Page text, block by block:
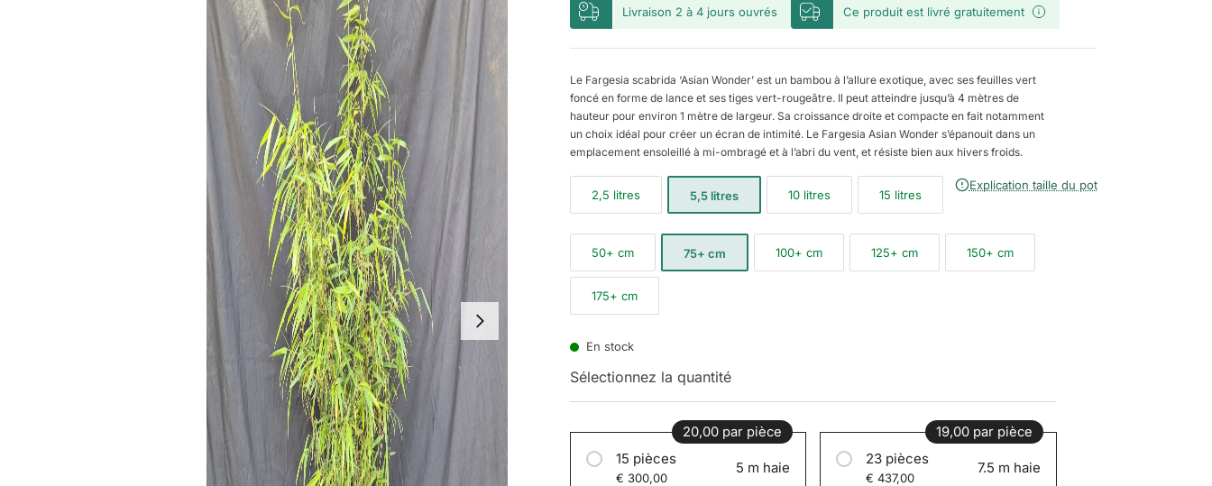
Livraison 2 à 4 jours ouvrés Ce produit est livré gratuitement
Le Fargesia scabrida ‘Asian Wonder’ est un bambou à l’allure exotique, avec ses feuilles vert
foncé en forme de lance et ses tiges vert-rougeâtre. Il peut atteindre jusqu’à 4 mètres de
hauteur pour environ 1 mètre de largeur. Sa croissance droite et compacte en fait notamment
un choix idéal pour créer un écran de intimité. Le Fargesia Asian Wonder s’épanouit dans un
emplacement ensoleillé à mi-ombragé et à l’abri du vent, et résiste bien aux hivers froids.
2,5 litres 5,5 litres 10 litres 15 litres
Explication taille du pot
50+ cm 75+ cm 100+ cm 125+ cm 150+ cm
175+ cm
En stock
Sélectionnez la quantité
20,00 par pièce
15 pièces
€ 300,00
5 m haie
19,00 par pièce
23 pièces
€ 437,00
7.5 m haie